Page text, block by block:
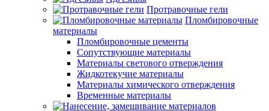
Протравочные гели
Пломбировочные
материалы
Пломбировочные цементы
Сопутствующие материалы
Материалы светового отверждения
Жидкотекучие материалы
Материалы химического отверждения
Временные материалы